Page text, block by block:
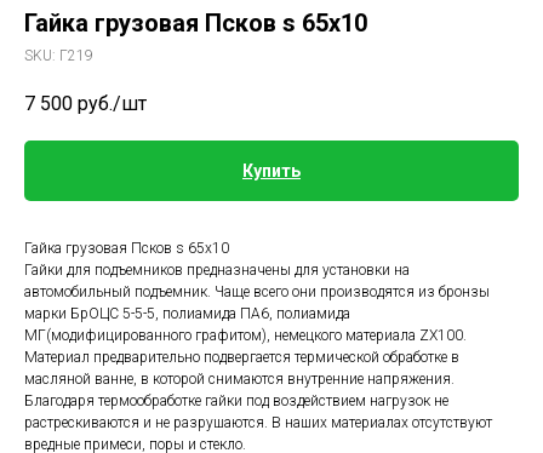
Гайка грузовая Псков s 65х10
SKU: Г219
7 500 руб./шт
Купить
Гайка грузовая Псков s 65х10
Гайки для подъемников предназначены для установки на
автомобильный подъемник. Чаще всего они производятся из бронзы
марки БрОЦС 5-5-5, полиамида ПА6, полиамида
МГ(модифицированного графитом), немецкого материала ZX100.
Материал предварительно подвергается термической обработке в
масляной ванне, в которой снимаются внутренние напряжения.
Благодаря термообработке гайки под воздействием нагрузок не
растрескиваются и не разрушаются. В наших материалах отсутствуют
вредные примеси, поры и стекло.